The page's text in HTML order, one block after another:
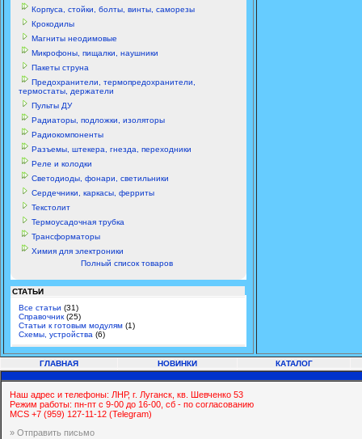
Корпуса, стойки, болты, винты, саморезы
Крокодилы
Магниты неодимовые
Микрофоны, пищалки, наушники
Пакеты струна
Предохранители, термопредохранители,
термостаты, держатели
Пульты ДУ
Радиаторы, подложки, изоляторы
Радиокомпоненты
Разъемы, штекера, гнезда, переходники
Реле и колодки
Светодиоды, фонари, светильники
Сердечники, каркасы, ферриты
Текстолит
Термоусадочная трубка
Трансформаторы
Химия для электроники
Полный список товаров
СТАТЬИ
Все статьи (31)
Справочник (25)
Статьи к готовым модулям (1)
Схемы, устройства (6)
ГЛАВНАЯ НОВИНКИ КАТАЛОГ
Наш адрес и телефоны: ЛНР, г. Луганск, кв. Шевченко 53
Режим работы: пн-пт с 9-00 до 16-00, сб - по согласованию
MCS +7 (959) 127-11-12 (Telegram)
» Отправить письмо